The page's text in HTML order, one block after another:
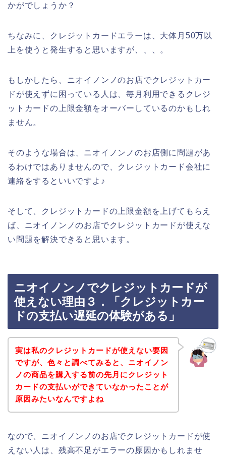
かがでしょうか？
ちなみに、クレジットカードエラーは、大体月50万以
上を使うと発生すると思いますが、、、。
もしかしたら、ニオイノンノのお店でクレジットカー
ドが使えずに困っている人は、毎月利用できるクレジ
ットカードの上限金額をオーバーしているのかもしれ
ません。
そのような場合は、ニオイノンノのお店側に問題があ
るわけではありませんので、クレジットカード会社に
連絡をするといいですよ♪
そして、クレジットカードの上限金額を上げてもらえ
ば、ニオイノンノのお店でクレジットカードが使えな
い問題を解決できると思います。
ニオイノンノでクレジットカードが
使えない理由３．「クレジットカー
ドの支払い遅延の体験がある」
実は私のクレジットカードが使えない要因
ですが、色々と調べてみると、ニオイノン
ノの商品を購入する前の先月にクレジット
カードの支払いができていなかったことが
原因みたいなんですよね
なので、ニオイノンノのお店でクレジットカードが使
えない人は、残高不足がエラーの原因かもしれませ